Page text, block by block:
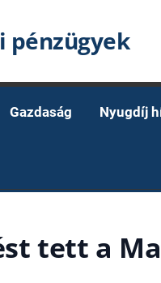
pénzügyek
Gazdaság Nyugdíj
tett a